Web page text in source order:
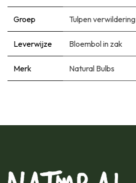
Groep Tulpen verwildering
Leverwijze Bloembol in zak
Merk Natural Bulbs